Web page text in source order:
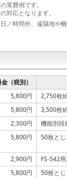
実費例です。
対応となります。
／時間外、遠隔地や
（税別）
5,800円
2,750枚
5,800円
3,500枚
2,300円
機能別排
5,800円 50枚とじ
2,900円
FS-542
5,800円
50枚とじ